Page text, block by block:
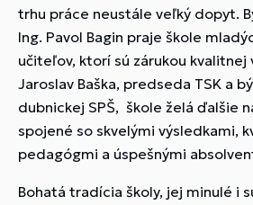
trhu práce neustále veľký dopyt.
Ing. Pavol Bagin praje škole
učiteľov, ktorí sú zárukou kvalitnej
Jaroslav Baška, predseda TSK a
dubnickej SPŠ, škole želá ďalšie
spojené so skvelými výsledkami,
pedagógmi a úspešnými
Bohatá tradícia školy, jej minulé i